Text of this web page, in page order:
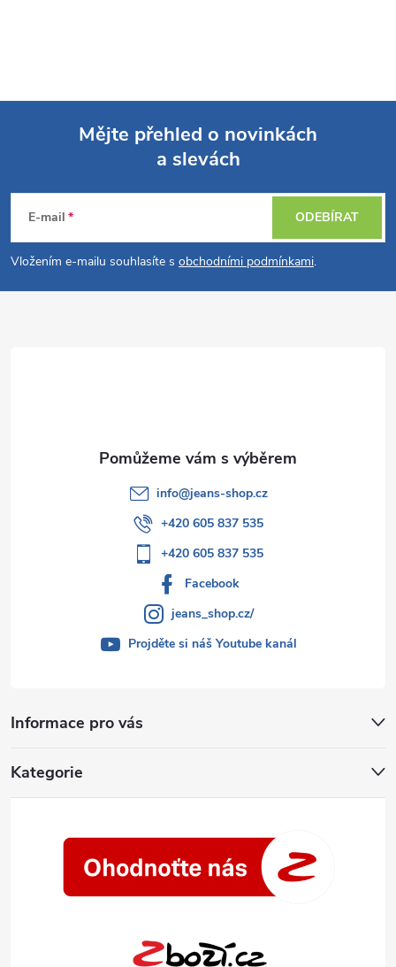
p
a
Mějte přehled o novinkách
a slevách
E-mail
Vložením e-mailu souhlasíte s obchodními podmínkami.
ODEBÍRAT
Informace pro vás
Kategorie
info@jeans-shop.cz
+420 605 837 535
+420 605 837 535
Facebook
jeans_shop.cz/
Projděte si náš Youtube kanál